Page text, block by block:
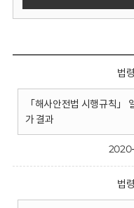
법
「해사안전법 시행규칙」
가 결과
법